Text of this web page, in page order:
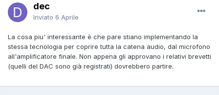
dec
Inviato 6 Aprile
La cosa piu' interessante è che pare stiano implementando la
stessa tecnologia per coprire tutta la catena audio, dal microfono
all'amplificatore finale. Non appena gli approvano i relativi brevetti
(quelli del DAC sono già registrati) dovrebbero partire.